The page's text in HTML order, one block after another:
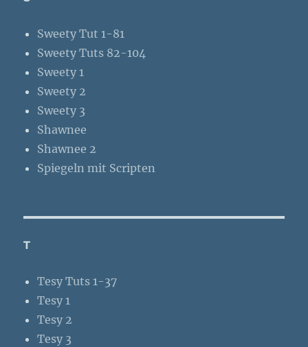
Sweety Tut 1-81
Sweety Tuts 82-104
Sweety 1
Sweety 2
Sweety 3
Shawnee
Shawnee 2
Spiegeln mit Scripten
T
Tesy Tuts 1-37
Tesy 1
Tesy 2
Tesy 3